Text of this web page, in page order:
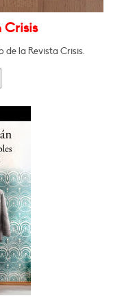
Crisis
la Revista Crisis.